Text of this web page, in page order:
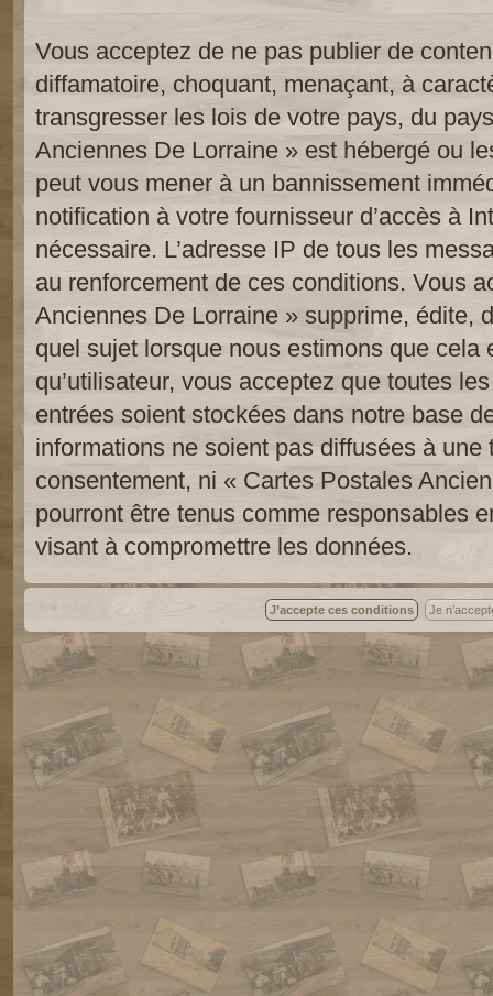
Vous acceptez de ne pas publier de
diffamatoire, choquant, menaçant, à
transgresser les lois de votre pays, du
Anciennes De Lorraine » est hébergé ou
peut vous mener à un bannissement
notification à votre fournisseur d’accès à
nécessaire. L’adresse IP de tous les
au renforcement de ces conditions. Vous
Anciennes De Lorraine » supprime, édite,
quel sujet lorsque nous estimons que cela
qu’utilisateur, vous acceptez que toutes
entrées soient stockées dans notre base
informations ne soient pas diffusées à une
consentement, ni « Cartes Postales
pourront être tenus comme responsables
visant à compromettre les données.